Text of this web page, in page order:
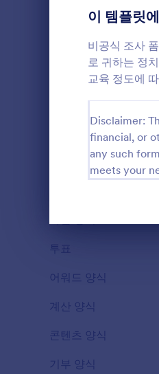
이 템플릿
비공식 조사
로 귀하는 정
교육 정도에
Disclaimer:
financial, or
any such
meets your
직원 설문조사
인적자원 설문조사
사전동의 양식
회신요청 양식
대면 예약 양식
문의 양식
투표
어워드 양식
계산 양식
콘텐츠 양식
기부 양식